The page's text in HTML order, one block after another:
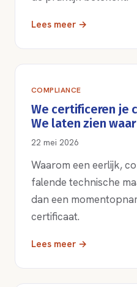
Lees meer →
COMPLIANCE
We certificeren je
We laten zien
22 mei 2026
Waarom een eerlijk,
falende technische
dan een
certificaat.
Lees meer →